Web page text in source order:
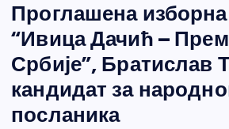
и
Проглашена
“Ивица Дачић –
Србије”, Братислав
кандидат за
посланика